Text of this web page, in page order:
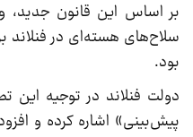
بر اساس این قانون جدید،
سلاح‌های هسته‌ای در فنلاند
بود.
دولت فنلاند در توجیه این
پیش‌بینی» اشاره کرده و